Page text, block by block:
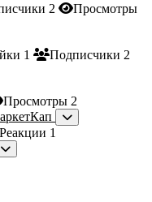
2
Просмотры
1 Подписчики 2
Просмотры 2
Реакции 1